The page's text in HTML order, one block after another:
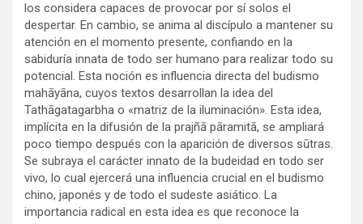
los considera capaces de provocar por sí solos el
despertar. En cambio, se anima al discípulo a mantener su
atención en el momento presente, confiando en la
sabiduría innata de todo ser humano para realizar todo su
potencial. Esta noción es influencia directa del budismo
mahāyāna, cuyos textos desarrollan la idea del
Tathāgatagarbha o «matriz de la iluminación». Esta idea,
implícita en la difusión de la prajñā pāramitā, se ampliará
poco tiempo después con la aparición de diversos sūtras.
Se subraya el carácter innato de la budeidad en todo ser
vivo, lo cual ejercerá una influencia crucial en el budismo
chino, japonés y de todo el sudeste asiático. La
importancia radical en esta idea es que reconoce la